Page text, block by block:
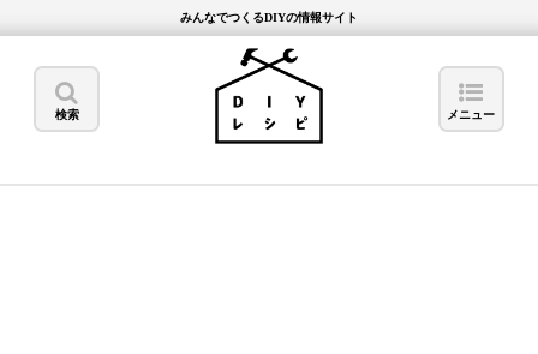
みんなでつくるDIYの情報サイト
検索 メニュー